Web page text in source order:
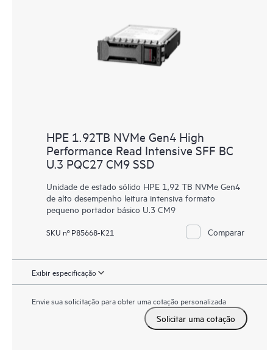
HPE 1.92TB NVMe Gen4 High
Performance Read Intensive SFF BC
U.3 PQC27 CM9 SSD
Unidade de estado sólido HPE 1,92 TB NVMe Gen4
de alto desempenho leitura intensiva formato
pequeno portador básico U.3 CM9
SKU nº P85668-K21 Comparar
Exibir especificação
Envie sua solicitação para obter uma cotação personalizada
Solicitar uma cotação